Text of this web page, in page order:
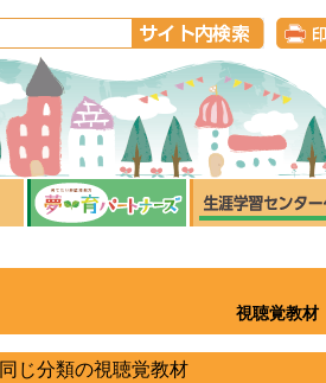
視聴覚教材
同じ分類の視聴覚教材